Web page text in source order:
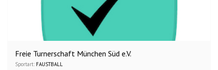
Freie Turnerschaft München Süd e.V.
Sportart: FAUSTBALL